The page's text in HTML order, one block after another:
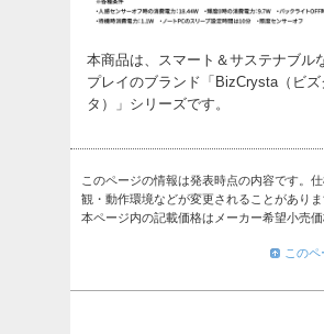
本商品は、スマート＆サステナブル
プレイのブランド「BizCrysta（ビズ
タ）」シリーズです。
このページの情報は発表時点の内容です。
観・動作環境などが変更されることがありま
本ページ内の記載価格はメーカー希望小売価
このペ